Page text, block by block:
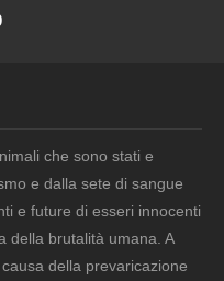
che sono stati e
e dalla sete di sangue
e future di esseri innocenti
della brutalità umana. A
della prevaricazione